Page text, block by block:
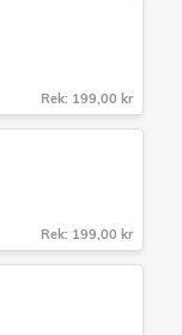
Rek: 199,00 kr
Rek: 199,00 kr